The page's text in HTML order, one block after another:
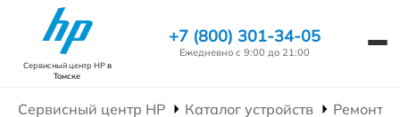
Сервисный центр HPв
Томске
+7 (800) 301-34-05
Ежедневно с 9:00 до 21:00
Сервисный центр HP Каталог устройств Ремонт